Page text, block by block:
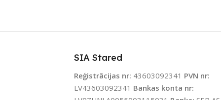
SIA Stared
Reģistrācijas nr: 43603092341 PVN nr:
LV43603092341 Bankas konta nr: